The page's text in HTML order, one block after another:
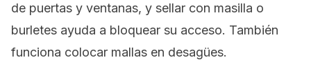
de puertas y ventanas, y sellar con masilla o
burletes ayuda a bloquear su acceso. También
funciona colocar mallas en desagües.